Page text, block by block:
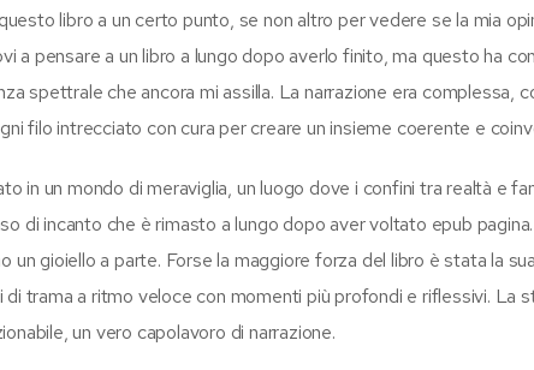
libro a un certo punto, se non altro per vedere se la mia
a pensare a un libro a lungo dopo averlo finito, ma questo ha
spettrale che ancora mi assilla. La narrazione era complessa,
filo intrecciato con cura per creare un insieme coerente e
in un mondo di meraviglia, un luogo dove i confini tra realtà e
di incanto che è rimasto a lungo dopo aver voltato epub
un gioiello a parte. Forse la maggiore forza del libro è stata la
trama a ritmo veloce con momenti più profondi e riflessivi. La
un vero capolavoro di narrazione.